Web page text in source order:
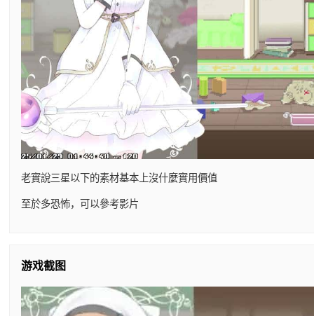
老實說三星以下的素材基本上沒什麼實用價值
至於多恐怖，可以參考影片
游戏截图